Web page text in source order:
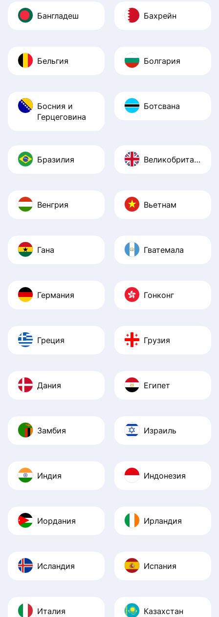
Бангладеш Бахрейн
Бельгия Болгария
Босния и
Герцеговина
Ботсвана
Бразилия Великобритания
Венгрия Вьетнам
Гана Гватемала
Германия Гонконг
Греция Грузия
Дания Египет
Замбия Израиль
Индия Индонезия
Иордания Ирландия
Исландия Испания
Италия Казахстан